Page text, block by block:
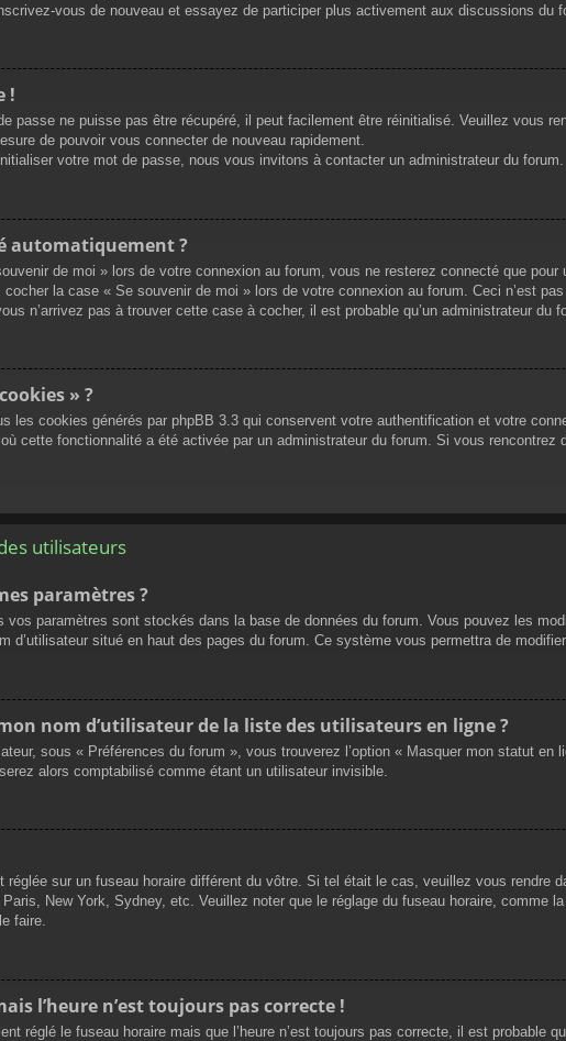
vous de nouveau et essayez de participer plus activement aux discussions du
!
passe ne puisse pas être récupéré, il peut facilement être réinitialisé. Veuillez vous
de pouvoir vous connecter de nouveau rapidement.
votre mot de passe, nous vous invitons à contacter un administrateur du forum.
automatiquement ?
de moi » lors de votre connexion au forum, vous ne resterez connecté que
la case « Se souvenir de moi » lors de votre connexion au forum. Ceci n’est
n’arrivez pas à trouver cette case à cocher, il est probable qu’un administrateur du
» ?
les cookies générés par phpBB 3.3 qui conservent votre authentification et votre
cette fonctionnalité a été activée par un administrateur du forum. Si vous
utilisateurs
paramètres ?
paramètres sont stockés dans la base de données du forum. Vous pouvez les
d’utilisateur situé en haut des pages du forum. Ce système vous permettra de
nom d’utilisateur de la liste des utilisateurs en ligne ?
sous « Préférences du forum », vous trouverez l’option « Masquer mon statut
alors comptabilisé comme étant un utilisateur invisible.
réglée sur un fuseau horaire différent du vôtre. Si tel était le cas, veuillez vous
New York, Sydney, etc. Veuillez noter que le réglage du fuseau horaire, comme
faire.
l’heure n’est toujours pas correcte !
réglé le fuseau horaire mais que l’heure n’est toujours pas correcte, il est probable